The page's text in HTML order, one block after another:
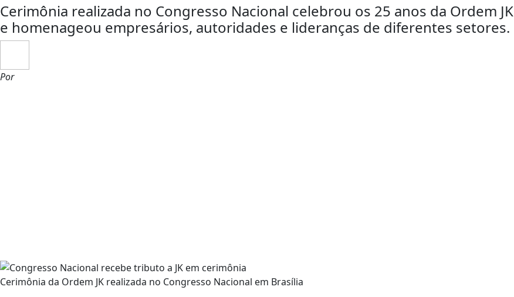
Cerimônia realizada no Congresso Nacional celebrou os 25 anos da Ordem JK
e homenageou empresários, autoridades e lideranças de diferentes setores.
Por
Cerimônia da Ordem JK realizada no Congresso Nacional em Brasília